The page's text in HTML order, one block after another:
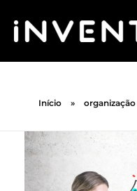
Início » organização